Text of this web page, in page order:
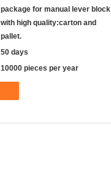
package for manual lever block
with high quality:carton and
pallet.
50 days
10000 pieces per year